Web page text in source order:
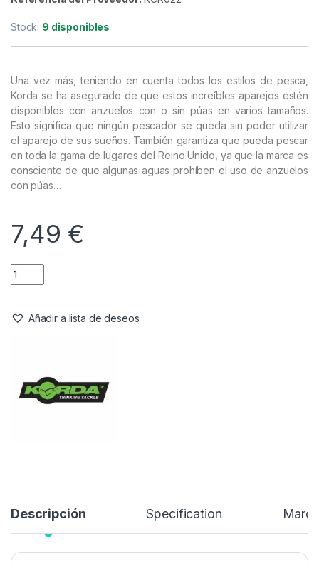
Anzuelos, Bajos de Línea & Leadcore ,Material Montajes
Korda Chod Rig Long Size 8 Barbed
– 5 cm
Referencia del Proveedor: KCR022
Korda se ha asegurado de que estos increíbles aparejos estén
disponibles con anzuelos con o sin púas en varios tamaños.
el aparejo de sus sueños. También garantiza que pueda pescar
7,49€